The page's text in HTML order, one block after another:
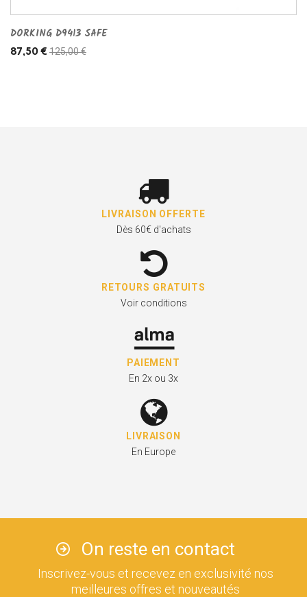
DORKING D9413 SAFE
87,50 € 125,00 €
LIVRAISON OFFERTE
Dès 60€ d'achats
RETOURS GRATUITS
Voir conditions
PAIEMENT
En 2x ou 3x
LIVRAISON
En Europe
On reste en contact
Inscrivez-vous et recevez en exclusivité nos
meilleures offres et nouveautés